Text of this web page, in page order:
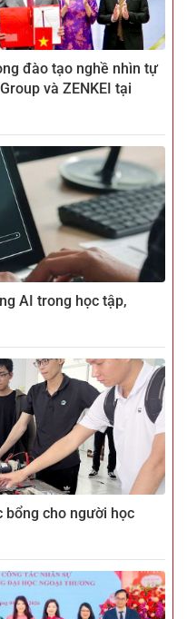
đào tạo nghề nhìn tự
và ZENKEI tại
AI trong học tập,
bổng cho người học